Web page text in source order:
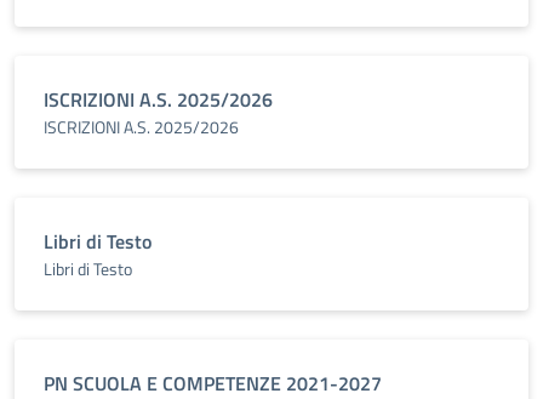
ISCRIZIONI A.S. 2025/2026
ISCRIZIONI A.S. 2025/2026
Libri di Testo
Libri di Testo
PN SCUOLA E COMPETENZE 2021-2027